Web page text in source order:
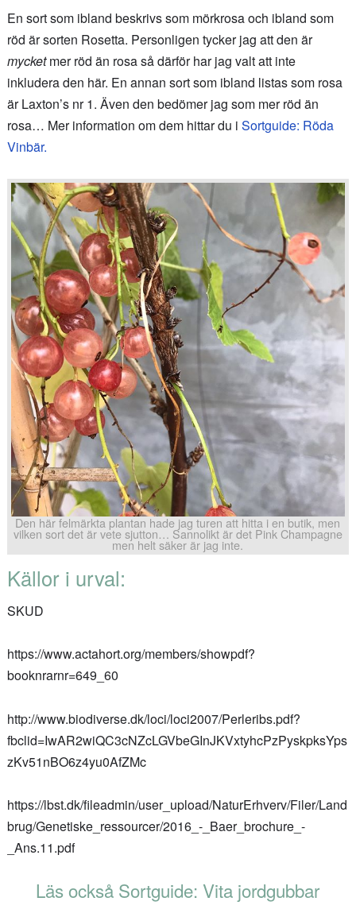
En sort som ibland beskrivs som mörkrosa och ibland som
röd är sorten Rosetta. Personligen tycker jag att den är
mycketmer röd än rosa så därför har jag valt att inte
inkludera den här. En annan sort som ibland listas som rosa
är Laxton’s nr 1. Även den bedömer jag som mer röd än
rosa… Mer information om dem hittar du i Sortguide: Röda
Vinbär.
Den här felmärkta plantan hade jag turen att hitta i en butik, men
vilken sort det är vete sjutton… Sannolikt är det Pink Champagne
men helt säker är jag inte.
Källor i urval:
SKUD
https://www.actahort.org/members/showpdf?
booknrarnr=649_60
http://www.biodiverse.dk/loci/loci2007/Perleribs.pdf?
fbclid=IwAR2wiQC3cNZcLGVbeGInJKVxtyhcPzPyskpksYps
zKv51nBO6z4yu0AfZMc
https://lbst.dk/fileadmin/user_upload/NaturErhverv/Filer/Land
brug/Genetiske_ressourcer/2016_-_Baer_brochure_-
_Ans.11.pdf
Läs också Sortguide: Vita jordgubbar